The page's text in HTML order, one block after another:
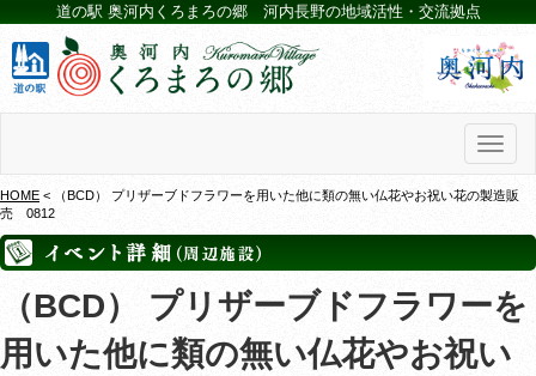
道の駅 奥河内くろまろの郷 河内長野の地域活性・交流拠点
HOME < （BCD） プリザーブドフラワーを用いた他に類の無い仏花やお祝い花の製造販
売 0812
（BCD） プリザーブドフラワーを
用いた他に類の無い仏花やお祝い